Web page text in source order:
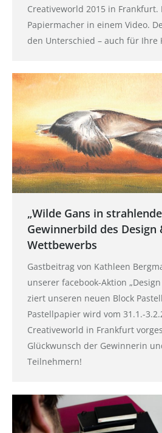
Creativeworld 2015 in Frankfurt.
Papiermacher in einem Video.
den Unterschied – auch für Ihre
„Wilde Gans in
Gewinnerbild des Design
Wettbewerbs
Gastbeitrag von Kathleen
unserer facebook-Aktion
ziert unseren neuen Block
Pastellpapier wird vom 31.1.-
Creativeworld in Frankfurt
Glückwunsch der Gewinnerin
Teilnehmern!